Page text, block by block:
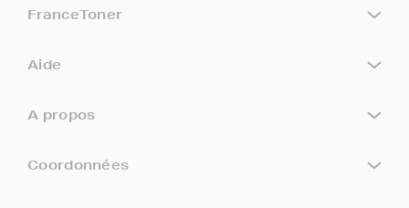
FranceToner
Aide
A propos
Coordonnées